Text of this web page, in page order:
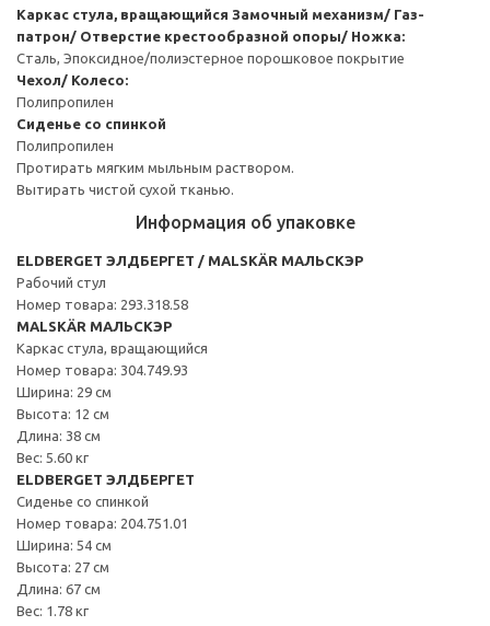
Каркас стула, вращающийся Замочный механизм/ Газ-
патрон/ Отверстие крестообразной опоры/ Ножка:
Сталь, Эпоксидное/полиэстерное порошковое покрытие
Чехол/ Колесо:
Полипропилен
Сиденье со спинкой
Полипропилен
Протирать мягким мыльным раствором.
Вытирать чистой сухой тканью.
Информация об упаковке
ELDBERGET ЭЛДБЕРГЕТ / MALSKÄR МАЛЬСКЭР
Рабочий стул
Номер товара: 293.318.58
MALSKÄR МАЛЬСКЭР
Каркас стула, вращающийся
Номер товара: 304.749.93
Ширина: 29 см
Высота: 12 см
Длина: 38 см
Вес: 5.60 кг
ELDBERGET ЭЛДБЕРГЕТ
Сиденье со спинкой
Номер товара: 204.751.01
Ширина: 54 см
Высота: 27 см
Длина: 67 см
Вес: 1.78 кг